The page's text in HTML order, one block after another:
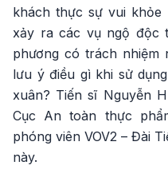
khách thực sự vui
xảy ra các vụ ngộ độc
phương có trách nhiệm
lưu ý điều gì khi sử
xuân? Tiến sĩ Nguyễn
Cục An toàn thực
phóng viên VOV2 – Đài
này.